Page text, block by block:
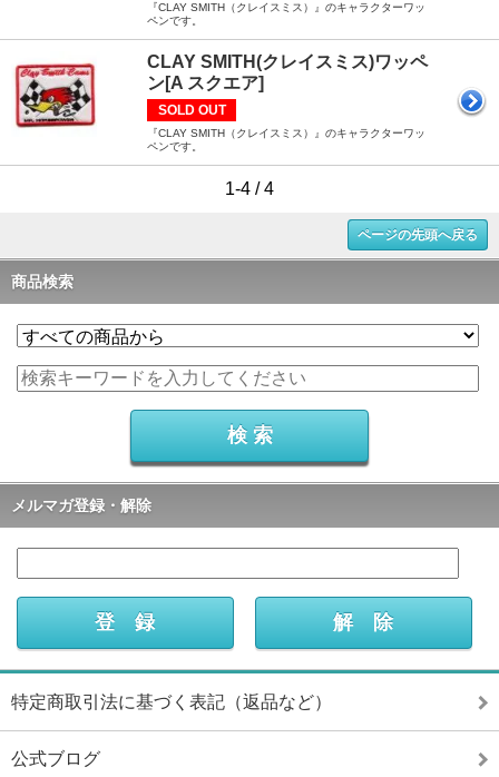
『CLAY SMITH（クレイスミス）』のキャラクターワッ
ペンです。
CLAY SMITH(クレイスミス)ワッペ
ン[A スクエア]
SOLD OUT
『CLAY SMITH（クレイスミス）』のキャラクターワッ
ペンです。
1-4 / 4
ページの先頭へ戻る
商品検索
メルマガ登録・解除
特定商取引法に基づく表記（返品など）
公式ブログ